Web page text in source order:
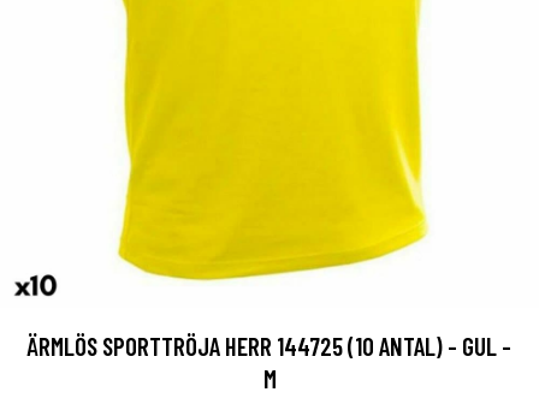
ÄRMLÖS SPORTTRÖJA HERR 144725 (10 ANTAL) - GUL -
M